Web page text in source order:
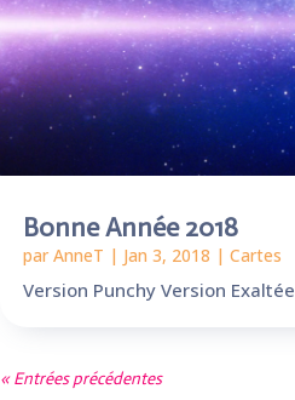
Bonne Année 2018
parAnneT | Jan 3, 2018 | Cartes
Version Punchy Version Exaltée
« Entrées précédentes